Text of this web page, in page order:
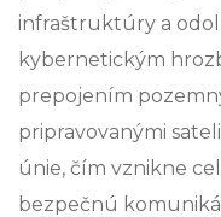
infraštruktúry a
kybernetickým
prepojením
pripravovanými
únie, čím vznikne
bezpečnú